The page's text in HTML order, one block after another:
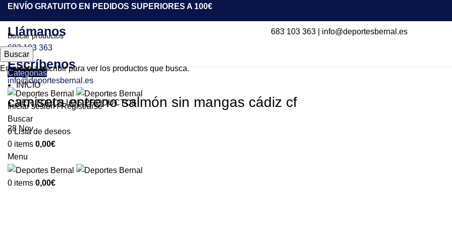
ENVÍO GRATUITO EN PEDIDOS SUPERIORES A 100€
683 103 363| info@deportesbernal.es
Llámanos
683 103 363
Escríbenos
info@deportesbernal.es
Iniciar sesión / Registrarse
Buscar
0Lista de deseos
0 items 0,00€
Menu
0 items 0,00€
Categorías
INICIO
VER TODOS LOS PRODUCTOS
camiseta entreno salmón sin mangas cádiz cf
28 Nov
Buscar
Empiece a escribir para ver los productos que busca.